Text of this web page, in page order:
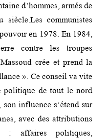
d’hommes, armés de
communistes
en 1978. En 1984,
contre les troupes
crée et prend la
». Ce conseil va vite
politique de tout le nord
influence s’étend sur
avec des attributions
: affaires politiques,